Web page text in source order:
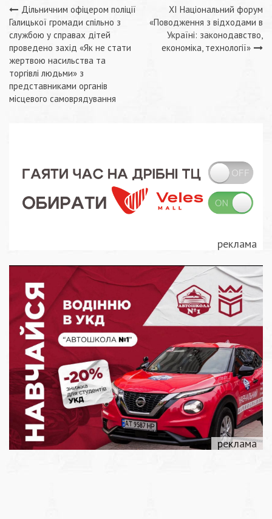
Навігація
записів
Дільничним офіцером поліції
Галицької громади спільно з
службою у справах дітей
проведено захід «Як не стати
жертвою насильства та
торгівлі людьми» з
представниками органів
місцевого самоврядування
ХІ Національний форум
«Поводження з відходами в
Україні: законодавство,
економіка, технології»